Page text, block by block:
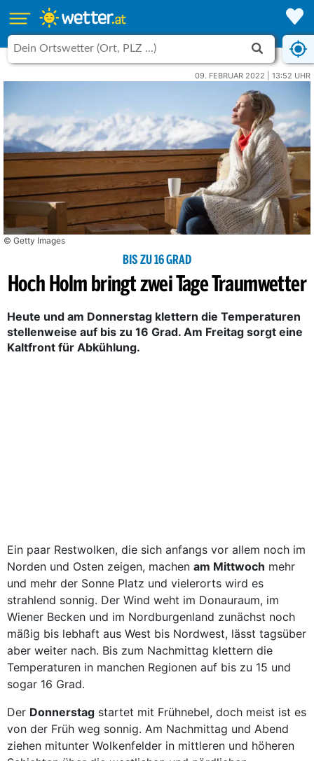
09. FEBRUAR 2022 | 13:52 UHR
© Getty Images
BIS ZU 16 GRAD
Hoch Holm bringt zwei Tage Traumwetter
Heute und am Donnerstag klettern die Temperaturen
stellenweise auf bis zu 16 Grad. Am Freitag sorgt eine
Kaltfront für Abkühlung.
Ein paar Restwolken, die sich anfangs vor allem noch im
Norden und Osten zeigen, machen am Mittwoch mehr
und mehr der Sonne Platz und vielerorts wird es
strahlend sonnig. Der Wind weht im Donauraum, im
Wiener Becken und im Nordburgenland zunächst noch
mäßig bis lebhaft aus West bis Nordwest, lässt tagsüber
aber weiter nach. Bis zum Nachmittag klettern die
Temperaturen in manchen Regionen auf bis zu 15 und
sogar 16 Grad.
Der Donnerstag startet mit Frühnebel, doch meist ist es
von der Früh weg sonnig. Am Nachmittag und Abend
ziehen mitunter Wolkenfelder in mittleren und höheren